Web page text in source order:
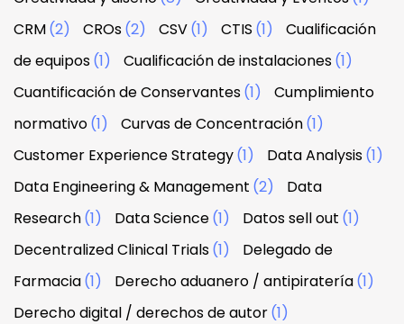
CRM(2) CROs(2) CSV(1) CTIS (1)
Cualificación
de equipos(1) Cualificación de instalaciones(1)
Cuantificación de Conservantes(1)
Cumplimiento
normativo(1) Curvas de Concentración(1)
Customer Experience Strategy(1) Data Analysis(1)
Data Engineering & Management (2)
Data
Research(1) Data Science(1) Datos sell out (1)
Decentralized Clinical Trials(1)
Delegado de
Farmacia(1) Derecho aduanero / antipiratería(1)
Derecho digital / derechos de autor(1)